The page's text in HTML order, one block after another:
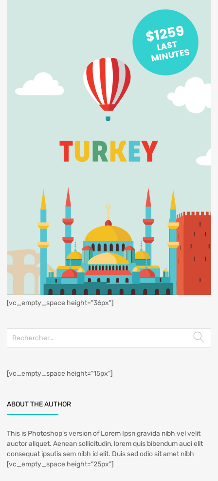
[vc_empty_space height="36px"]
[vc_empty_space height="15px"]
ABOUT THE AUTHOR
This is Photoshop's version of Lorem Ipsn gravida nibh vel velit
auctor aliquet. Aenean sollicitudin, lorem quis bibendum auci elit
consequat ipsutis sem nibh id elit. Duis sed odio sit amet nibh
[vc_empty_space height="25px"]